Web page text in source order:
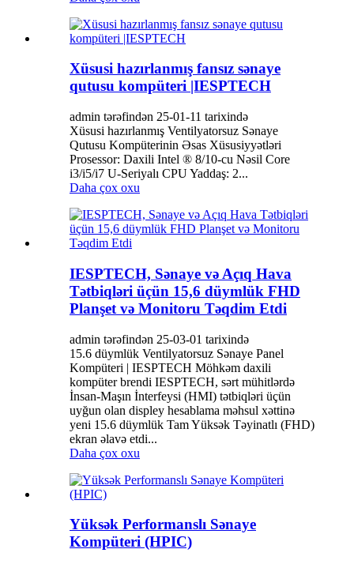
Xüsusi hazırlanmış fansız sənaye
qutusu kompüteri |IESPTECH
admin tərəfindən 25-01-11 tarixində
Xüsusi hazırlanmış Ventilyatorsuz Sənaye
Qutusu Kompüterinin Əsas Xüsusiyyətləri
Prosessor: Daxili Intel ® 8/10-cu Nəsil Core
i3/i5/i7 U-Seriyalı CPU Yaddaş: 2...
Daha çox oxu
IESPTECH, Sənaye və Açıq Hava
Tətbiqləri üçün 15,6 düymlük FHD
Planşet və Monitoru Təqdim Etdi
admin tərəfindən 25-03-01 tarixində
15.6 düymlük Ventilyatorsuz Sənaye Panel
Kompüteri | IESPTECH Möhkəm daxili
kompüter brendi IESPTECH, sərt mühitlərdə
İnsan-Maşın İnterfeysi (HMI) tətbiqləri üçün
uyğun olan displey hesablama məhsul xəttinə
yeni 15.6 düymlük Tam Yüksək Təyinatlı (FHD)
ekran əlavə etdi...
Daha çox oxu
Yüksək Performanslı Sənaye
Kompüteri (HPIC)